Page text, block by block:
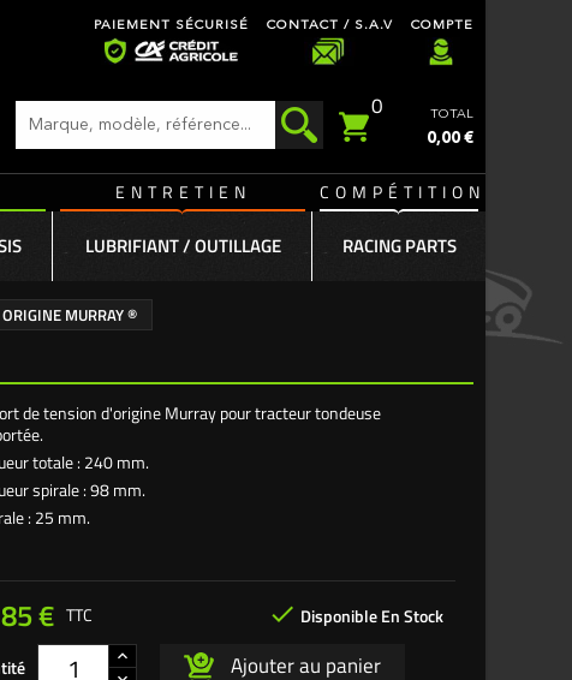
PAIEMENT SÉCURISÉ CONTACT / S.A.V COMPTE
0 TOTAL
0,00 €
ENTRETIEN COMPÉTITION
LUBRIFIANT / OUTILLAGE RACING PARTS
MURRAY ®
de tension d'origine Murray pour tracteur tondeuse
totale : 240 mm.
spirale : 98 mm.
: 25 mm.
€  Disponible En Stock
TTC
Ajouter au panier